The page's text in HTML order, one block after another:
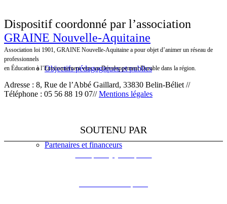
Objectifs pédagogiques et publics
Partenaires et financeurs
Dispositif coordonné par l’association
GRAINE Nouvelle-Aquitaine
Association loi 1901, GRAINE Nouvelle-Aquitaine a pour objet d’animer un réseau de
professionnels
en Éducation à l’Environnement vers un Développement Durable dans la région.
Adresse : 8, Rue de l’Abbé Gaillard, 33830 Belin-Béliet //
Téléphone : 05 56 88 19 07//Mentions légales
SOUTENU PAR